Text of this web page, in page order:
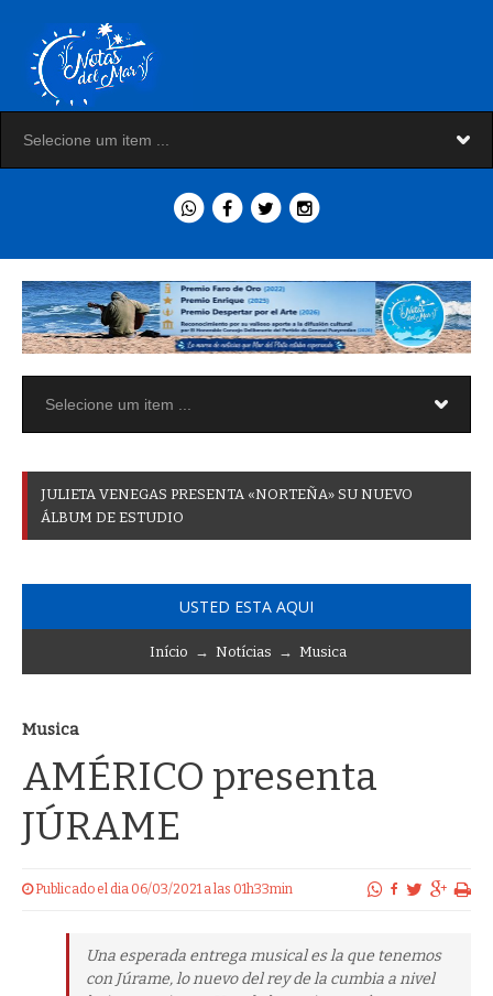
JULIETA VENEGAS PRESENTA «NORTEÑA» SU NUEVO
ÁLBUM DE ESTUDIO
USTED ESTA AQUI
Início → Notícias → Musica
Musica
AMÉRICO presenta
JÚRAME
Publicado el dia 06/03/2021 a las 01h33min
Una esperada entrega musical es la que tenemos
con Júrame, lo nuevo del rey de la cumbia a nivel